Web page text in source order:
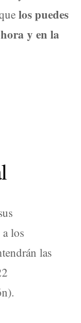
los puedes
y en la
los
las